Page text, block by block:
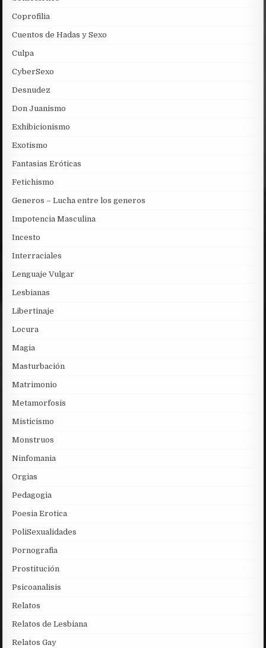
Coprofilia
Cuentos de Hadas y Sexo
Culpa
CyberSexo
Desnudez
Don Juanismo
Exhibicionismo
Exotismo
Fantasias Eróticas
Fetichismo
Generos – Lucha entre los generos
Impotencia Masculina
Incesto
Interraciales
Lenguaje Vulgar
Lesbianas
Libertinaje
Locura
Magia
Masturbación
Matrimonio
Metamorfosis
Misticismo
Monstruos
Ninfomania
Orgias
Pedagogia
Poesia Erotica
PoliSexualidades
Pornografia
Prostitución
Psicoanalisis
Relatos
Relatos de Lesbiana
Relatos Gay